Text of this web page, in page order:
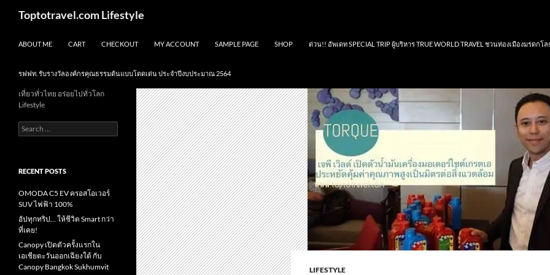
Toptotravel.com Lifestyle
ABOUT ME CART CHECKOUT MY ACCOUNT SAMPLE PAGE SHOP ด่วน!! อัพเดท SPECIAL TRIP ผู้บริหาร TRUE WORLD TRAVEL ชวนท่องเมืองมรดกโล
รฟฟท. รับรางวัลองค์กรคุณธรรมต้นแบบโดดเด่น ประจำปีงบประมาณ 2564
LIFESTYLE
เที่ยวทั่วไทย อร่อยไปทั่วโลก
Lifestyle
Search
for:
RECENT POSTS
OMODA C5 EV ครอสโอเวอร์
SUV ไฟฟ้า 100%
อัปทุกทริป… ให้ชีวิต Smart กว่า
ที่เคย!
Canopy เปิดตัวครั้งแรกใน
เอเชียตะวันออกเฉียงใต้ กับ
Canopy Bangkok Sukhumvit